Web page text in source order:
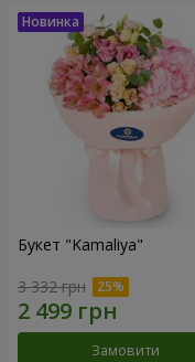
Букет "Kamaliya"
3 332 грн
Замовити